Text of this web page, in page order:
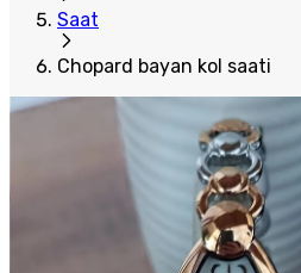
Saat
Chopard bayan kol saati